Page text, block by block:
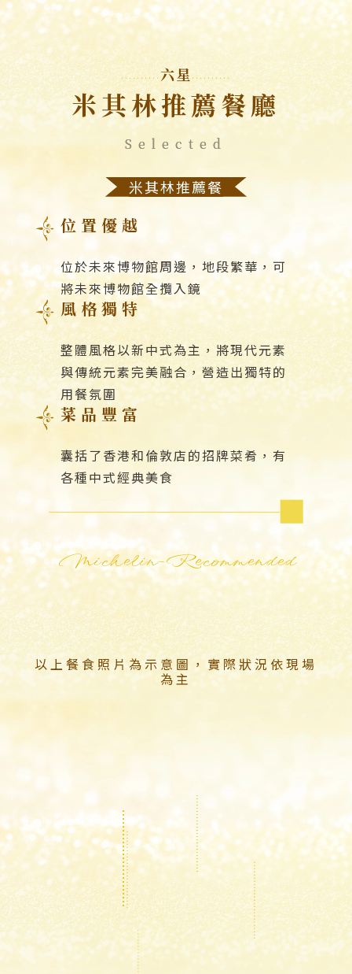
Michelin-Recommended
六星
米其林推薦餐廳
Selected
米其林推薦餐
位置優越
位於未來博物館周邊，地段繁華，可
將未來博物館全攬入鏡
風格獨特
整體風格以新中式為主，將現代元素
與傳統元素完美融合，營造出獨特的
用餐氛圍
菜品豐富
囊括了香港和倫敦店的招牌菜肴，有
各種中式經典美食
以上餐食照片為示意圖，實際狀況依現場
為主
.........................
.........................
......................... .........................